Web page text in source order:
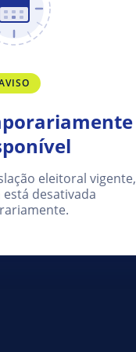
eleitoral vigente,
desativada